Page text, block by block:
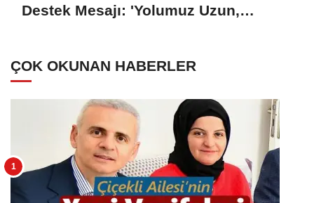
Destek Mesajı: 'Yolumuz Uzun,
ÇOK OKUNAN HABERLER